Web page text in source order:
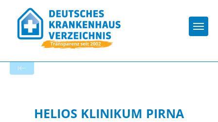
HELIOS KLINIKUM PIRNA